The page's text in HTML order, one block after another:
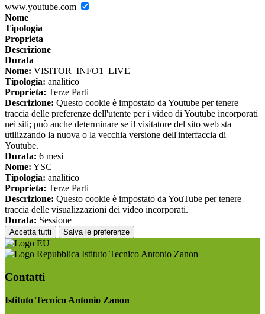
www.youtube.com
Nome
Tipologia
Proprieta
Descrizione
Durata
Nome: VISITOR_INFO1_LIVE
Tipologia: analitico
Proprieta: Terze Parti
Descrizione: Questo cookie è impostato da Youtube per tenere
traccia delle preferenze dell'utente per i video di Youtube incorporati
nei siti; può anche determinare se il visitatore del sito web sta
utilizzando la nuova o la vecchia versione dell'interfaccia di
Youtube.
Durata: 6 mesi
Nome: YSC
Tipologia: analitico
Proprieta: Terze Parti
Descrizione: Questo cookie è impostato da YouTube per tenere
traccia delle visualizzazioni dei video incorporati.
Durata: Sessione
Accetta tutti Salva le preferenze
Istituto Tecnico Antonio Zanon
Contatti
Istituto Tecnico Antonio Zanon